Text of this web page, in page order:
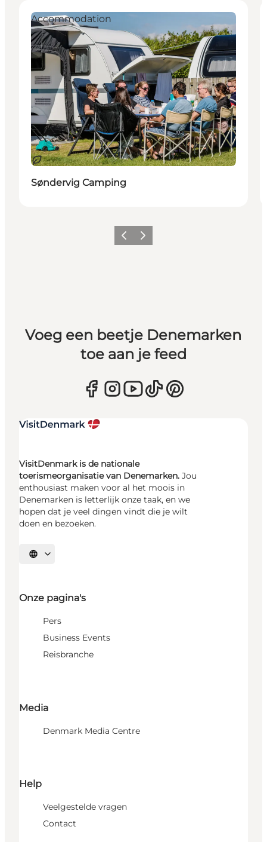
Duurzaam
Accommodation
Søndervig Camping
Vorige Volgende
Voeg een beetje Denemarken
toe aan je feed
VisitDenmark is de nationale
toerismeorganisatie van Denemarken. Jou
enthousiast maken voor al het moois in
Denemarken is letterlijk onze taak, en we
hopen dat je veel dingen vindt die je wilt
doen en bezoeken.
Selecteer taal
Onze pagina's
Pers
Business Events
Reisbranche
Media
Denmark Media Centre
Help
Veelgestelde vragen
Contact